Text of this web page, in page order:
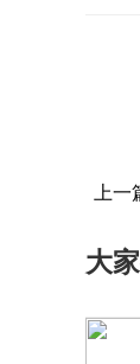
上一
大